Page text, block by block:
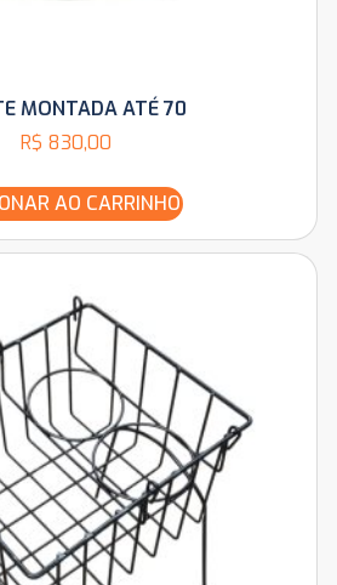
MONTADA ATÉ 70
R$ 830,00
AO CARRINHO